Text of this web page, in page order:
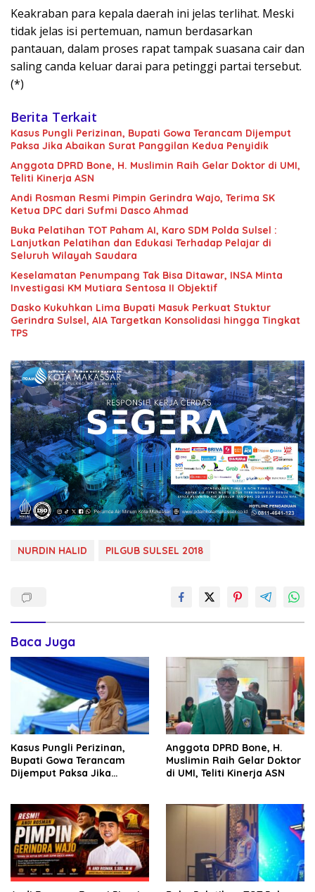
Keakraban para kepala daerah ini jelas terlihat. Meski
tidak jelas isi pertemuan, namun berdasarkan
pantauan, dalam proses rapat tampak suasana cair dan
saling canda keluar darai para petinggi partai tersebut.
(*)
Berita Terkait
Kasus Pungli Perizinan, Bupati Gowa Terancam Dijemput
Paksa Jika Abaikan Surat Panggilan Kedua Penyidik
Anggota DPRD Bone, H. Muslimin Raih Gelar Doktor di UMI,
Teliti Kinerja ASN
Andi Rosman Resmi Pimpin Gerindra Wajo, Terima SK
Ketua DPC dari Sufmi Dasco Ahmad
Buka Pelatihan TOT Paham AI, Karo SDM Polda Sulsel :
Lanjutkan Pelatihan dan Edukasi Terhadap Pelajar di
Seluruh Wilayah Saudara
Keselamatan Penumpang Tak Bisa Ditawar, INSA Minta
Investigasi KM Mutiara Sentosa II Objektif
Dasko Kukuhkan Lima Bupati Masuk Perkuat Stuktur
Gerindra Sulsel, AIA Targetkan Konsolidasi hingga Tingkat
TPS
NURDIN HALID PILGUB SULSEL 2018
Baca Juga
Kasus Pungli Perizinan,
Bupati Gowa Terancam
Dijemput Paksa Jika
Anggota DPRD Bone, H.
Muslimin Raih Gelar Doktor
di UMI, Teliti Kinerja ASN